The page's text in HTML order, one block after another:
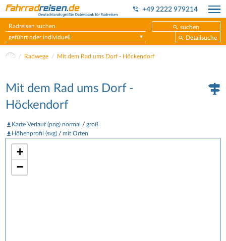
+49 2222 979214
suchen
geführt oder individuell
Detailsuche
Radwege Mit dem Rad ums Dorf - Höckendorf
+
−
Mit dem Rad ums Dorf -
Höckendorf
Karte Verlauf (png) normal /groß
Höhenprofil (svg) /mit Orten